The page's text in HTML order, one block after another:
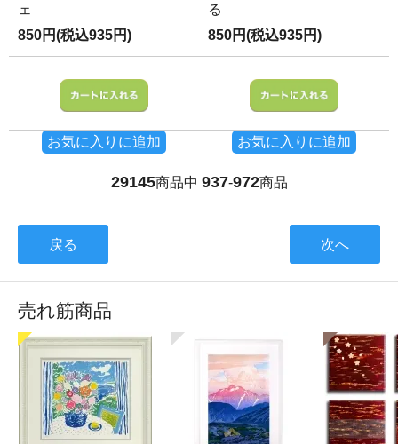
ェ
850円(税込935円)
お気に入りに追加
る
850円(税込935円)
お気に入りに追加
29145商品中 937-972商品
戻る 次へ
売れ筋商品